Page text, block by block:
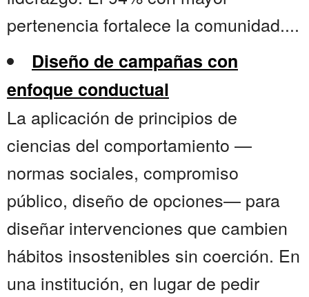
pertenencia fortalece la comunidad....
Diseño de campañas con
enfoque conductual
La aplicación de principios de
ciencias del comportamiento —
normas sociales, compromiso
público, diseño de opciones— para
diseñar intervenciones que cambien
hábitos insostenibles sin coerción. En
una institución, en lugar de pedir